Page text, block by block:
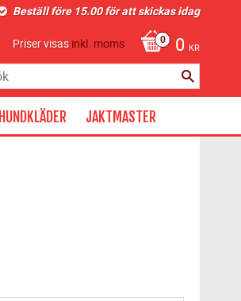
Beställ före 15.00 för att skickas idag
0 KR
Priser visasinkl. moms
HUNDKLÄDER JAKTMASTER